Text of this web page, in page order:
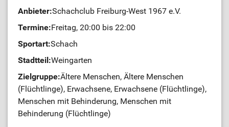
Anbieter:Schachclub Freiburg-West 1967 e.V.
Termine:Freitag, 20:00 bis 22:00
Sportart:Schach
Stadtteil:Weingarten
Zielgruppe:Ältere Menschen, Ältere Menschen
(Flüchtlinge), Erwachsene, Erwachsene (Flüchtlinge),
Menschen mit Behinderung, Menschen mit
Behinderung (Flüchtlinge)